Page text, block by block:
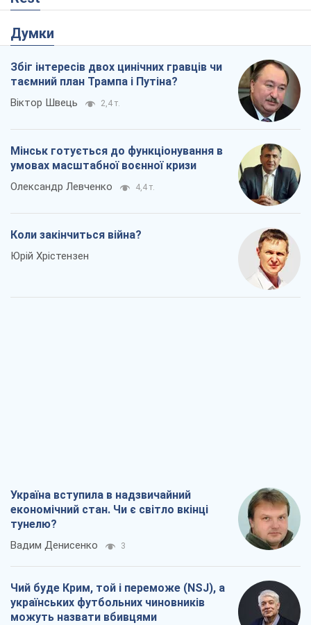
Думки
Збіг інтересів двох цинічних гравців чи
таємний план Трампа і Путіна?
Віктор Швець 2,4 т.
Мінськ готується до функціонування в
умовах масштабної воєнної кризи
Олександр Левченко 4,4 т.
Коли закінчиться війна?
Юрій Хрістензен
Україна вступила в надзвичайний
економічний стан. Чи є світло вкінці
тунелю?
Вадим Денисенко 3
Чий буде Крим, той і переможе (NSJ), а
українських футбольних чиновників
можуть назвати вбивцями